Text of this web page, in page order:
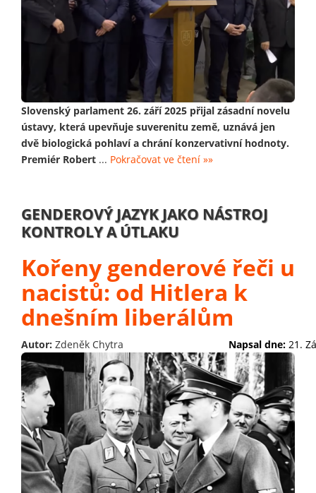
Slovenský parlament 26. září 2025 přijal zásadní novelu
ústavy, která upevňuje suverenitu země, uznává jen
dvě biologická pohlaví a chrání konzervativní hodnoty.
Premiér Robert ... Pokračovat ve čtení »»
GENDEROVÝ JAZYK JAKO NÁSTROJ
KONTROLY A ÚTLAKU
Kořeny genderové řeči u
nacistů: od Hitlera k
dnešním liberálům
Autor: Zdeněk Chytra Napsal dne: 21.